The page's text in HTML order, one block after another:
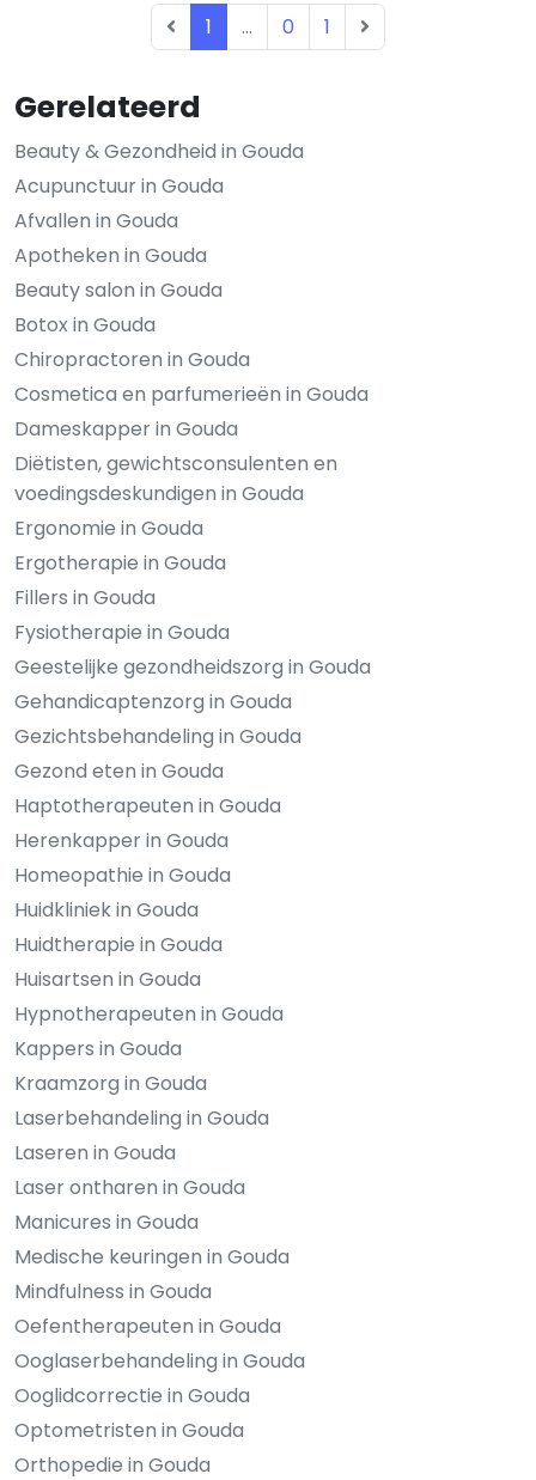
Gerelateerd
Beauty & Gezondheid in Gouda
Acupunctuur in Gouda
Afvallen in Gouda
Apotheken in Gouda
Beauty salon in Gouda
Botox in Gouda
Chiropractoren in Gouda
Cosmetica en parfumerieën in Gouda
Dameskapper in Gouda
Diëtisten, gewichtsconsulenten en
voedingsdeskundigen in Gouda
Ergonomie in Gouda
Ergotherapie in Gouda
Fillers in Gouda
Fysiotherapie in Gouda
Geestelijke gezondheidszorg in Gouda
Gehandicaptenzorg in Gouda
Gezichtsbehandeling in Gouda
Gezond eten in Gouda
Haptotherapeuten in Gouda
Herenkapper in Gouda
Homeopathie in Gouda
Huidkliniek in Gouda
Huidtherapie in Gouda
Huisartsen in Gouda
Hypnotherapeuten in Gouda
Kappers in Gouda
Kraamzorg in Gouda
Laserbehandeling in Gouda
Laseren in Gouda
Laser ontharen in Gouda
Manicures in Gouda
Medische keuringen in Gouda
Mindfulness in Gouda
Oefentherapeuten in Gouda
Ooglaserbehandeling in Gouda
Ooglidcorrectie in Gouda
Optometristen in Gouda
Orthopedie in Gouda
1 ... 0 1